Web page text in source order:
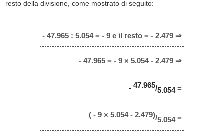
resto della divisione, come mostrato di seguito:
- 47.965 : 5.054 = - 9 e il resto = - 2.479 ⇒
- 47.965 = - 9 × 5.054 - 2.479 ⇒
- 47.965/5.054 =
( - 9 × 5.054 - 2.479)/5.054 =